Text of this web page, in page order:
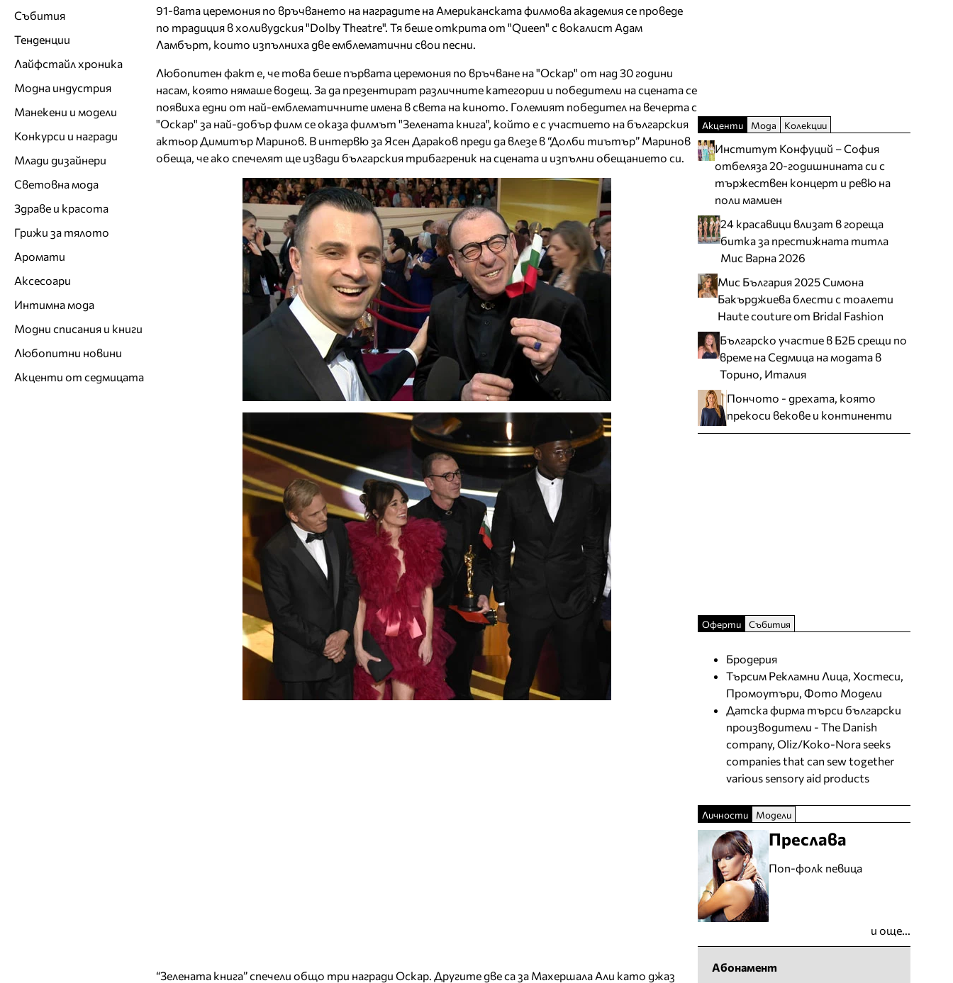
91-вата церемония по връчването на наградите на Американската филмова академия се проведе
по традиция в холивудския "Dolby Theatre". Тя беше открита от "Queen" с вокалист Адaм
Ламбърт, които изпълниха две емблематични свои песни.
Любопитен факт е, че това беше първата церемония по връчване на "Оскар" от над 30 години
насам, която нямаше водещ. За да презентират различните категории и победители на сцената се
появиха едни от най-емблематичните имена в света на киното. Големият победител на вечерта с
"Оскар" за най-добър филм се оказа филмът "Зелената книга", който е с участието на българския
актьор Димитър Маринов. В интервю за Ясен Дараков преди да влезе в “Долби тиътър” Маринов
обеща, че ако спечелят ще извади българския трибагреник на сцената и изпълни обещанието си.
“Зелената книга” спечели общо три награди Оскар. Другите две са за Махершала Али като джаз
Събития
Тенденции
Лайфстайл хроника
Модна индустрия
Манекени и модели
Конкурси и награди
Млади дизайнери
Световна мода
Здраве и красота
Грижи за тялото
Аромати
Аксесоари
Интимна мода
Модни списания и книги
Любопитни новини
Акценти от седмицата
Акценти Мода Колекции
Институт Конфуций – София
отбеляза 20-годишнината си с
тържествен концерт и ревю на
поли мамиен
24 красавици влизат в гореща
битка за престижната титла
Мис Варна 2026
Мис България 2025 Симона
Бакърджиева блести с тоалети
Haute couture от Bridal Fashion
Българско участие в Б2Б срещи по
време на Седмица на модата в
Торино, Италия
Пончото - дрехата, която
прекоси векове и континенти
Оферти Събития
Бродерия
Търсим Рекламни Лица, Хостеси,
Промоутъри, Фото Модели
Датска фирма търси български
производители - The Danish
company, Oliz/Koko-Nora seeks
companies that can sew together
various sensory aid products
Личности Модели
Преслава
Поп-фолк певица
и още...
Абонамент